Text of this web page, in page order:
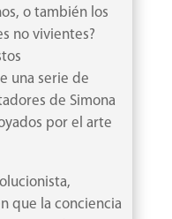
o también los
no vivientes?
una serie de
de Simona
por el arte
que la conciencia